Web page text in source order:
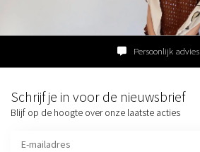
Persoonlijk advies
Schrijf je in voor de nieuwsbrief
Blijf op de hoogte over onze laatste acties